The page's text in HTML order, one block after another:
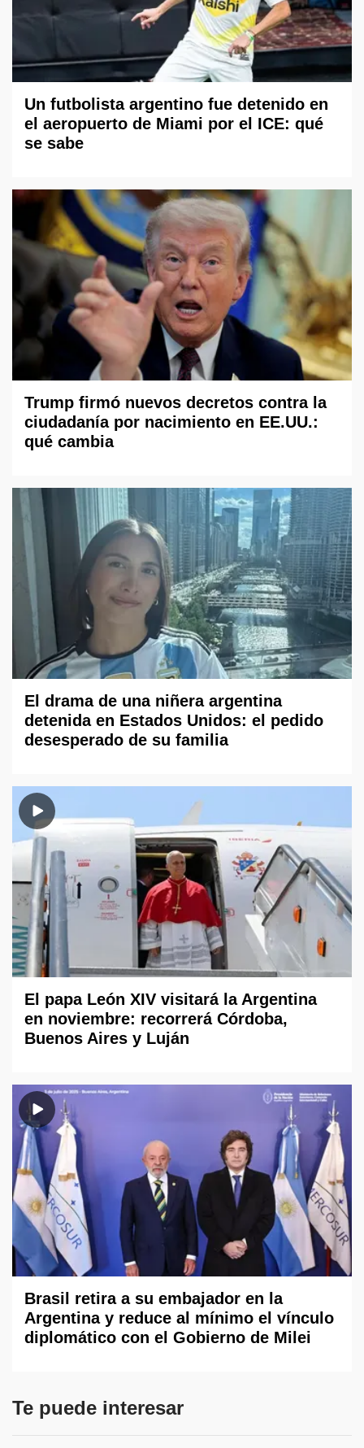
Un futbolista argentino fue detenido en
el aeropuerto de Miami por el ICE: qué
se sabe
Trump firmó nuevos decretos contra la
ciudadanía por nacimiento en EE.UU.:
qué cambia
El drama de una niñera argentina
detenida en Estados Unidos: el pedido
desesperado de su familia
El papa León XIV visitará la Argentina
en noviembre: recorrerá Córdoba,
Buenos Aires y Luján
Brasil retira a su embajador en la
Argentina y reduce al mínimo el vínculo
diplomático con el Gobierno de Milei
Te puede interesar